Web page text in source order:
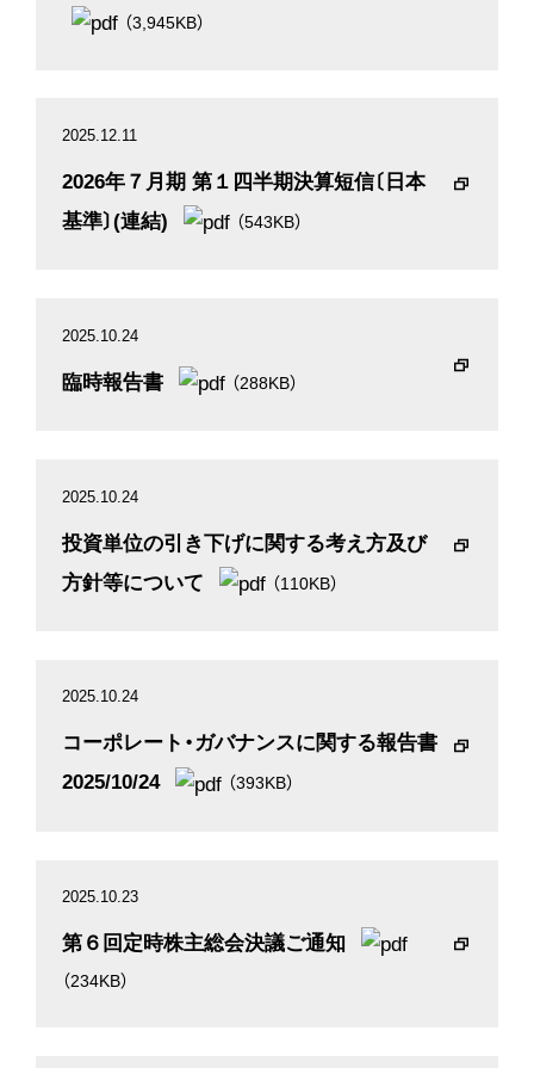
（3,945KB）
2025.12.11
2026年７月期 第１四半期決算短信〔日本
基準〕(連結)
（543KB）
2025.10.24
臨時報告書 （288KB）
2025.10.24
投資単位の引き下げに関する考え方及び
方針等について
（110KB）
2025.10.24
コーポレート・ガバナンスに関する報告書
2025/10/24
（393KB）
2025.10.23
第６回定時株主総会決議ご通知
（234KB）